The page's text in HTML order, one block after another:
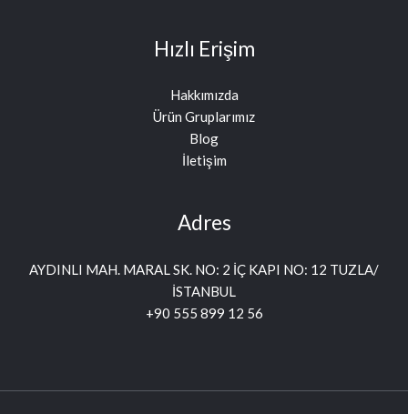
Hızlı Erişim
Hakkımızda
Ürün Gruplarımız
Blog
İletişim
Adres
AYDINLI MAH. MARAL SK. NO: 2 İÇ KAPI NO: 12 TUZLA/
İSTANBUL
+90 555 899 12 56